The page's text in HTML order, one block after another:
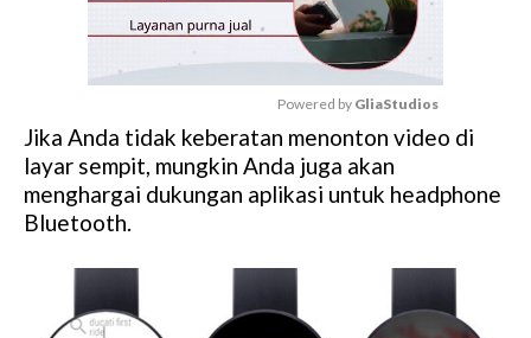
M
u
t
Powered by GliaStudios
Jika Anda tidak keberatan menonton video di
layar sempit, mungkin Anda juga akan
menghargai dukungan aplikasi untuk headphone
Bluetooth.